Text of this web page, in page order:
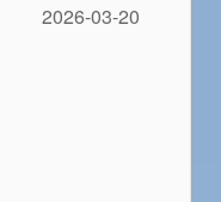
2026-03-20